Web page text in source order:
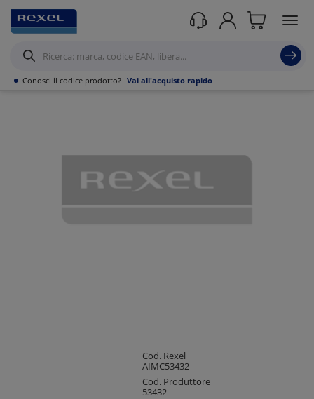
• Conosci il codice prodotto? Vai all'acquisto rapido
Prodotti /Illuminazione Illuminazione per interni/ Lampadari
Cod. Rexel
AIMC53432
Cod. Produttore
53432